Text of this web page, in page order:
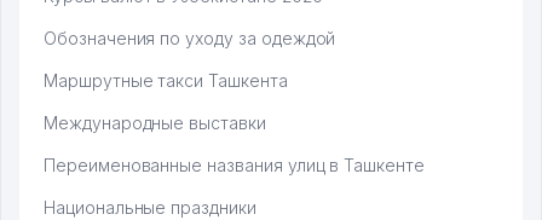
Обозначения по уходу за одеждой
Маршрутные такси Ташкента
Международные выставки
Переименованные названия улиц в Ташкенте
Национальные праздники